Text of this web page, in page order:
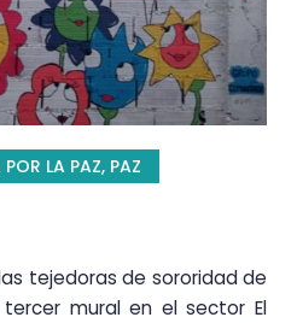
LA PAZ, PAZ
tejedoras de sororidad de
mural en el sector El